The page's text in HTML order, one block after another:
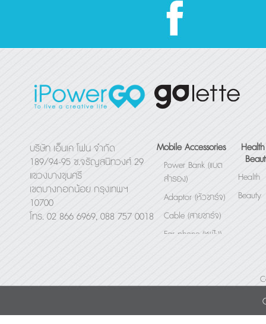
บริษัท เอ็นเค โฟน จำกัด
189/94-95 ซ.จรัญสนิทวงศ์ 29
แขวงบางขุนศรี
เขตบางกอกน้อย กรุงเทพฯ
10700
โทร. 02 866 6969, 088 757 0018
Mobile Accessories
Power Bank (แบต
สำรอง)
Adaptor (หัวชาร์จ)
Cable (สายชาร์จ)
Ear phone (หูฟัง)
Others (อื่นๆ)
Health
Beauty